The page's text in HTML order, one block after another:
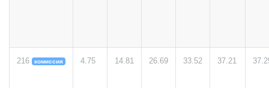
216 комиссия 4.75 14.81 26.69 33.52 37.21